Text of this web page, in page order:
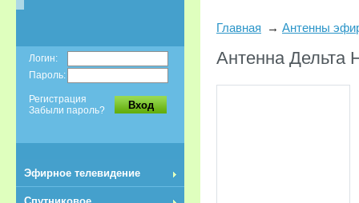
Главная Антенны
Антенна Дельта
Логин:
Пароль:
Регистрация
Забыли пароль?
Вход
Эфирное телевидение